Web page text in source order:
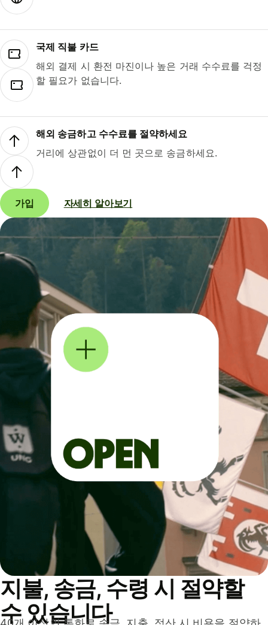
국제 직불 카드
해외 결제 시 환전 마진이나 높은 거래 수수료를 걱정
할 필요가 없습니다.
해외 송금하고 수수료를 절약하세요
거리에 상관없이 더 먼 곳으로 송금하세요.
가입 자세히 알아보기
지불, 송금, 수령 시 절약할
수 있습니다